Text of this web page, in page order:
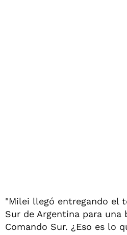
"Milei llegó entregando el
Sur de Argentina para una
Comando Sur. ¿Eso es lo